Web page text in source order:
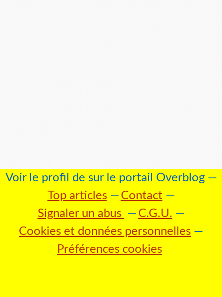
Voir le profil de sur le portail Overblog
Top articles
Contact
Signaler un abus
C.G.U.
Cookies et données personnelles
Préférences cookies